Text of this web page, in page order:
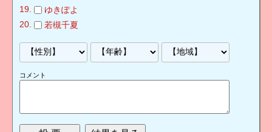
ゆきぽよ
若槻千夏
コメント